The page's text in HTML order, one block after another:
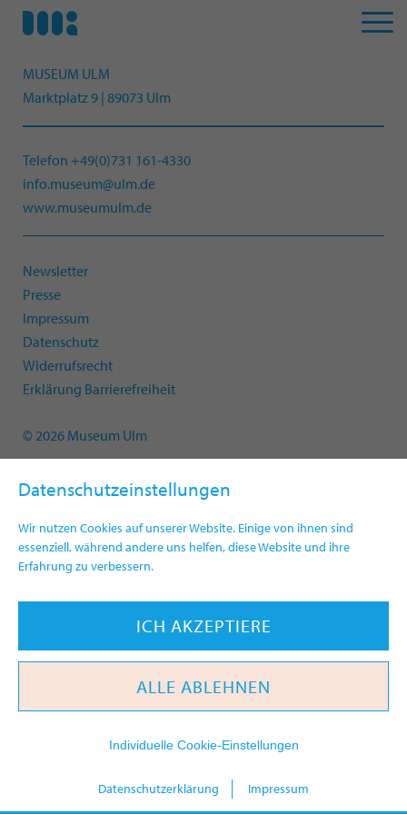
Datenschutzeinstellungen
Wir nutzen Cookies auf unserer Website. Einige von ihnen sind
essenziell, während andere uns helfen, diese Website und ihre
Erfahrung zu verbessern.
ICH AKZEPTIERE
ALLE ABLEHNEN
Individuelle Cookie-Einstellungen
Datenschutzerklärung Impressum
MUSEUM ULM
Marktplatz 9 | 89073 Ulm
Telefon +49(0)731 161-4330
info.museum@ulm.de
www.museumulm.de
Newsletter
Presse
Impressum
Datenschutz
Widerrufsrecht
Erklärung Barrierefreiheit
© 2026 Museum Ulm